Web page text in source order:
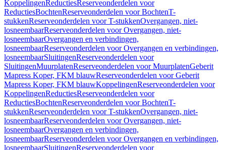
KoppelingenReductiesReserveonderdelen voor
ReductiesBochtenReserveonderdelen voor BochtenT-
stukkenReserveonderdelen voor T-stukkenOvergangen, niet-
losneembaarReserveonderdelen voor Overgangen, niet-
losneembaarOvergangen en verbindingen,
losneembaarReserveonderdelen voor Overgangen en verbindingen,
losneembaarSluitingenReserveonderdelen voor
SluitingenMuurplatenReserveonderdelen voor MuurplatenGeberit
Mapress Koper, FKM blauwReserveonderdelen voor Geberit
Mapress Koper, FKM blauwKoppelingenReserveonderdelen voor
KoppelingenReductiesReserveonderdelen voor
ReductiesBochtenReserveonderdelen voor BochtenT-
stukkenReserveonderdelen voor T-stukkenOvergangen, niet-
losneembaarReserveonderdelen voor Overgangen, niet-
losneembaarOvergangen en verbindingen,
losneembaarReserveonderdelen voor Overgangen en verbindingen,
losneembaarSluitingenReserveonderdelen voor